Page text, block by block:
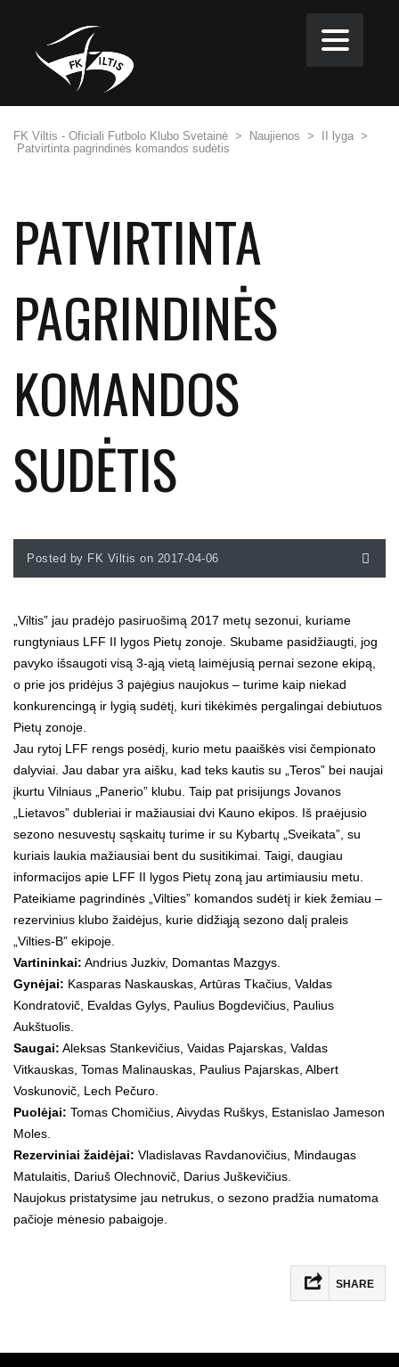
FK Viltis - Oficiali Futbolo Klubo Svetainė > Naujienos > II lyga >
Patvirtinta pagrindinės komandos sudėtis
PATVIRTINTA
PAGRINDINĖS
KOMANDOS
SUDĖTIS
Posted by FK Viltis on 2017-04-06
„Viltis” jau pradėjo pasiruošimą 2017 metų sezonui, kuriame
rungtyniaus LFF II lygos Pietų zonoje. Skubame pasidžiaugti, jog
pavyko išsaugoti visą 3-ąją vietą laimėjusią pernai sezone ekipą,
o prie jos pridėjus 3 pajėgius naujokus – turime kaip niekad
konkurencingą ir lygią sudėtį, kuri tikėkimės pergalingai debiutuos
Pietų zonoje.
Jau rytoj LFF rengs posėdį, kurio metu paaiškės visi čempionato
dalyviai. Jau dabar yra aišku, kad teks kautis su „Teros” bei naujai
įkurtu Vilniaus „Panerio” klubu. Taip pat prisijungs Jovanos
„Lietavos” dubleriai ir mažiausiai dvi Kauno ekipos. Iš praėjusio
sezono nesuvestų sąskaitų turime ir su Kybartų „Sveikata”, su
kuriais laukia mažiausiai bent du susitikimai. Taigi, daugiau
informacijos apie LFF II lygos Pietų zoną jau artimiausiu metu.
Pateikiame pagrindinės „Vilties” komandos sudėtį ir kiek žemiau –
rezervinius klubo žaidėjus, kurie didžiąją sezono dalį praleis
„Vilties-B” ekipoje.
Vartininkai: Andrius Juzkiv, Domantas Mazgys.
Gynėjai: Kasparas Naskauskas, Artūras Tkačius, Valdas
Kondratovič, Evaldas Gylys, Paulius Bogdevičius, Paulius
Aukštuolis.
Saugai: Aleksas Stankevičius, Vaidas Pajarskas, Valdas
Vitkauskas, Tomas Malinauskas, Paulius Pajarskas, Albert
Voskunovič, Lech Pečuro.
Puolėjai: Tomas Chomičius, Aivydas Ruškys, Estanislao Jameson
Moles.
Rezerviniai žaidėjai: Vladislavas Ravdanovičius, Mindaugas
Matulaitis, Dariuš Olechnovič, Darius Juškevičius.
Naujokus pristatysime jau netrukus, o sezono pradžia numatoma
pačioje mėnesio pabaigoje.
SHARE